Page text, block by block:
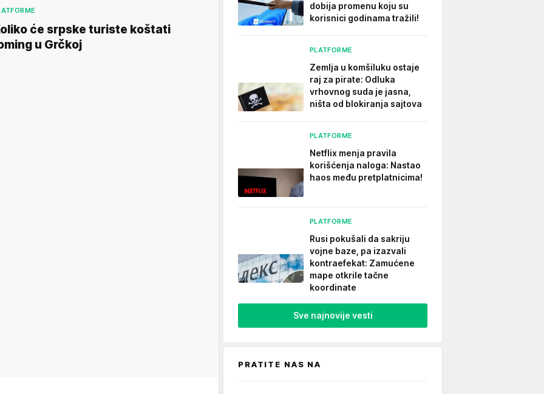
će srpske turiste koštati
u Grčkoj
dobija promenu koju su
korisnici godinama tražili!
PLATFORME
Zemlja u komšiluku ostaje
raj za pirate: Odluka
vrhovnog suda je jasna,
ništa od blokiranja sajtova
PLATFORME
Netflix menja pravila
korišćenja naloga: Nastao
haos među pretplatnicima!
PLATFORME
Rusi pokušali da sakriju
vojne baze, pa izazvali
kontraefekat: Zamućene
mape otkrile tačne
koordinate
Sve najnovije vesti
PRATITE NAS NA